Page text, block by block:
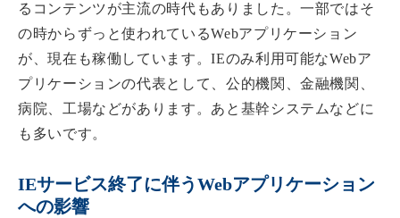
るコンテンツが主流の時代もありました。一部ではそ
の時からずっと使われているWebアプリケーション
が、現在も稼働しています。IEのみ利用可能なWebア
プリケーションの代表として、公的機関、金融機関、
病院、工場などがあります。あと基幹システムなどに
も多いです。
IEサービス終了に伴うWebアプリケーション
への影響